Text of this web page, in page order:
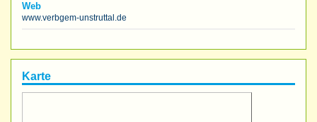
Web
www.verbgem-unstruttal.de
Karte